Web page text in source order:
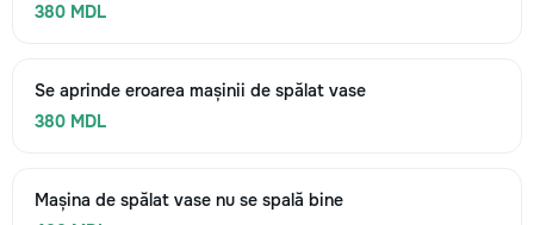
380 MDL
Se aprinde eroarea mașinii de spălat vase
380 MDL
Mașina de spălat vase nu se spală bine